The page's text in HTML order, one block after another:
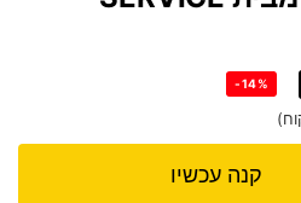
-14%
קנה עכשיו